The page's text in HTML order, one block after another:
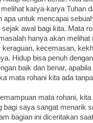
karya-karya Tuhan
apa untuk mencapai
awal bagi kita. Mata
hanya akan
keraguan, kecemasan,
Hidup bisa penuh
baik dan benar,
mata rohani kita ada
mata rohani,
bagi saya sangat menarik
bagian ini diceritakan